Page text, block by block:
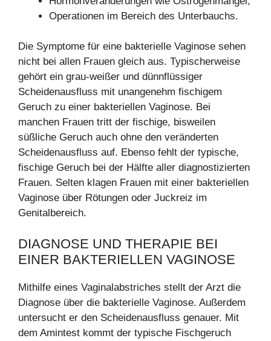
Operationen im Bereich des Unterbauchs.
Die Symptome für eine bakterielle Vaginose sehen
nicht bei allen Frauen gleich aus. Typischerweise
gehört ein grau-weißer und dünnflüssiger
Scheidenausfluss mit unangenehm fischigem
Geruch zu einer bakteriellen Vaginose. Bei
manchen Frauen tritt der fischige, bisweilen
süßliche Geruch auch ohne den veränderten
Scheidenausfluss auf. Ebenso fehlt der typische,
fischige Geruch bei der Hälfte aller diagnostizierten
Frauen. Selten klagen Frauen mit einer bakteriellen
Vaginose über Rötungen oder Juckreiz im
Genitalbereich.
DIAGNOSE UND THERAPIE BEI
EINER BAKTERIELLEN VAGINOSE
Mithilfe eines Vaginalabstriches stellt der Arzt die
Diagnose über die bakterielle Vaginose. Außerdem
untersucht er den Scheidenausfluss genauer. Mit
dem Amintest kommt der typische Fischgeruch